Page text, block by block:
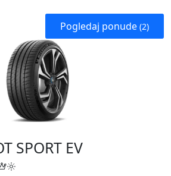
Pogledaj ponude (2)
SPORT EV